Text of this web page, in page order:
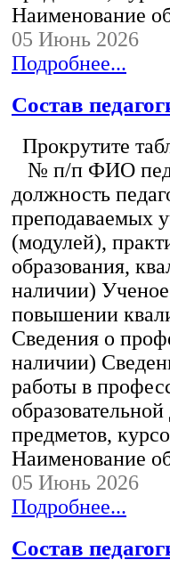
Наименование
05 Июнь 2026
Подробнее...
Состав
Прокрутите
№ п/п ФИО
должность
преподаваемых
(модулей),
образования,
наличии)
повышении
Сведения о
наличии)
работы в
предметов,
Наименование
05 Июнь 2026
Подробнее...
Состав